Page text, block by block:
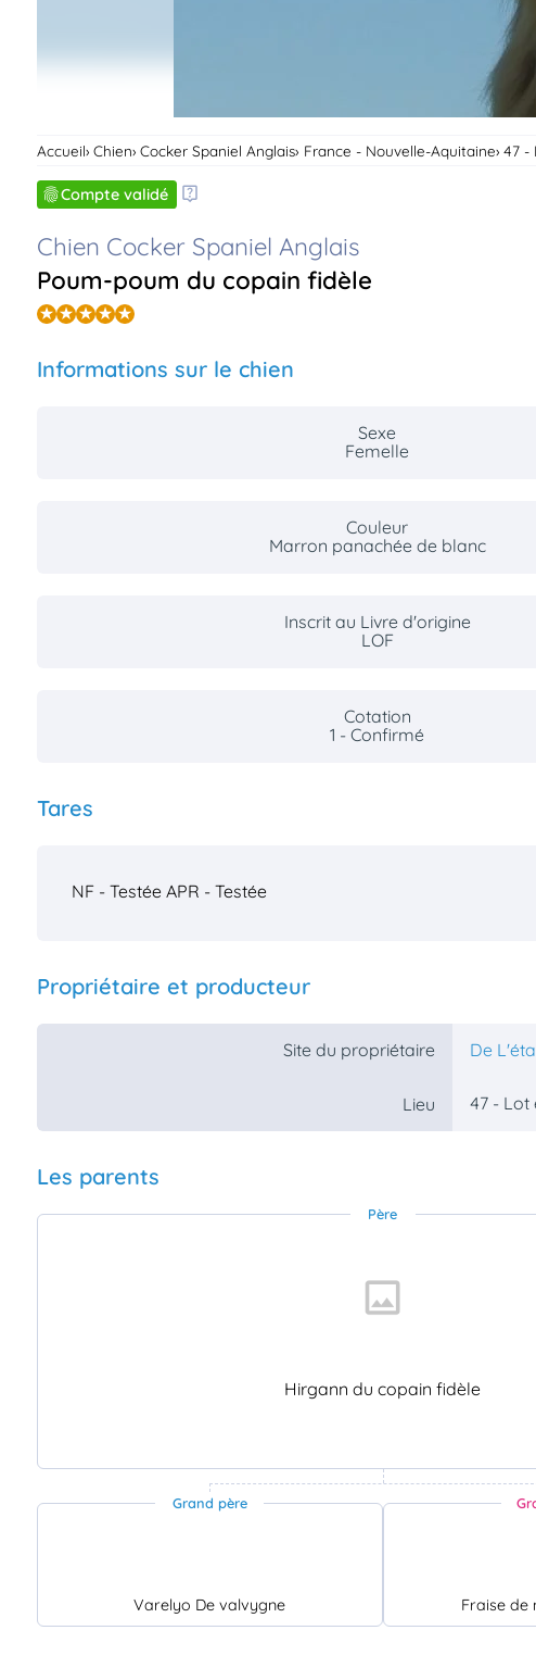
Accueil Chien Cocker Spaniel Anglais France - Nouvelle-Aquitaine 47 -
Compte validé
Chien Cocker Spaniel Anglais
Poum-poum du copain fidèle
Informations sur le chien
Sexe
Femelle
Couleur
Marron panachée de blanc
Inscrit au Livre d'origine
LOF
Cotation
1 - Confirmé
Tares
NF - Testée APR - Testée
Propriétaire et producteur
Site du propriétaire De
Lieu 47 - Lot
Les parents
Père
Hirgann du copain fidèle
Grand père
Varelyo De valvygne Fraise de